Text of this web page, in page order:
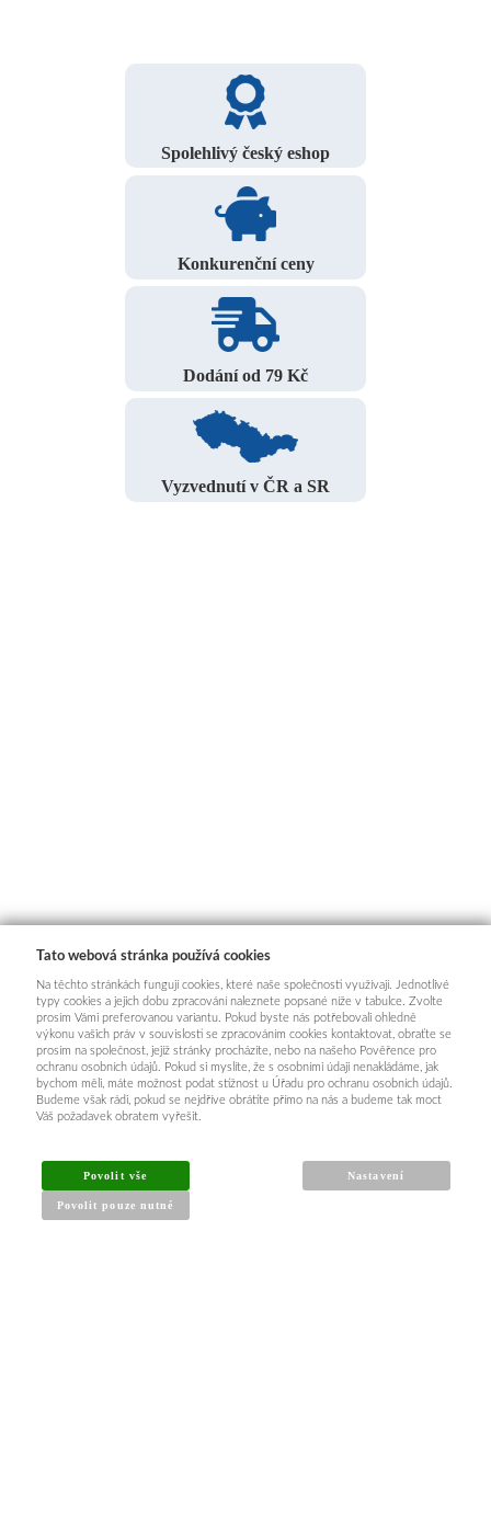
Spolehlivý český eshop
Konkurenční ceny
Dodání od 79 Kč
Vyzvednutí v ČR a SR
Tato webová stránka používá cookies
Na těchto stránkách fungují cookies, které naše společnosti využívají. Jednotlivé
typy cookies a jejich dobu zpracování naleznete popsané níže v tabulce. Zvolte
prosím Vámi preferovanou variantu. Pokud byste nás potřebovali ohledně
výkonu vašich práv v souvislosti se zpracováním cookies kontaktovat, obraťte se
prosím na společnost, jejíž stránky procházíte, nebo na našeho Pověřence pro
ochranu osobních údajů. Pokud si myslíte, že s osobními údaji nenakládáme, jak
bychom měli, máte možnost podat stížnost u Úřadu pro ochranu osobních údajů.
Budeme však rádi, pokud se nejdříve obrátíte přímo na nás a budeme tak moct
Váš požadavek obratem vyřešit.
Povolit vše
Povolit pouze nutné
Nastavení